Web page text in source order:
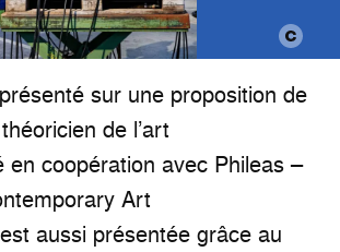
sur une proposition de
de l’art
en coopération avec Phileas –
Art
aussi présentée grâce au